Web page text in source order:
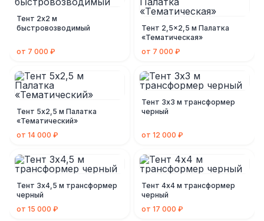
Тент 2х2 м
быстровозводимый
от 7 000 ₽
Тент 2,5x2,5 м Палатка
«Тематическая»
от 7 000 ₽
Тент 5х2,5 м Палатка
«Тематический»
от 14 000 ₽
Тент 3х3 м трансформер
черный
от 12 000 ₽
Тент 3х4,5 м трансформер
черный
от 15 000 ₽
Тент 4х4 м трансформер
черный
от 17 000 ₽